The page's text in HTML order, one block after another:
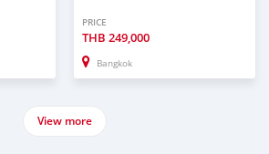
PRICE
THB 249,000
Bangkok
View more